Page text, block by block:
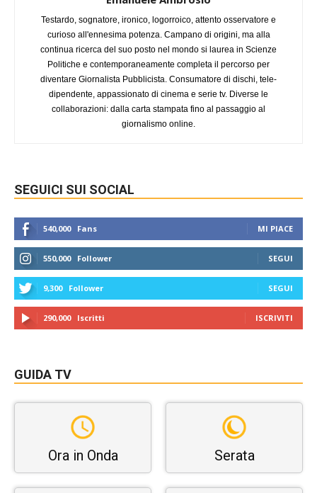
Testardo, sognatore, ironico, logorroico, attento osservatore e
curioso all'ennesima potenza. Campano di origini, ma alla
continua ricerca del suo posto nel mondo si laurea in Scienze
Politiche e contemporaneamente completa il percorso per
diventare Giornalista Pubblicista. Consumatore di dischi, tele-
dipendente, appassionato di cinema e serie tv. Diverse le
collaborazioni: dalla carta stampata fino al passaggio al
giornalismo online.
SEGUICI SUI SOCIAL
540,000 Fans MI PIACE
550,000 Follower SEGUI
9,300 Follower SEGUI
290,000 Iscritti ISCRIVITI
GUIDA TV
Ora in Onda Serata